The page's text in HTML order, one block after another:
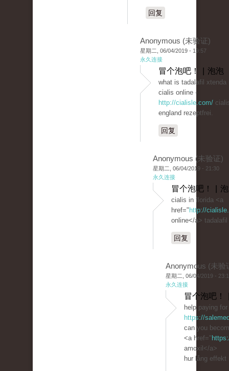
回复
Anonymous (未验证)
星期二, 06/04/2019 - 19:57
永久连接
冒个泡吧！ | 泡泡
what is tadalafil xtenda
cialis online -
http://cialisle.com/
england rezeptfrei.
回复
Anonymous (未验证)
星期二, 06/04/2019 - 21:30
永久连接
冒个泡吧！ |
cialis in florida <a
href=" http://
online</a>
回复
Anonymous (未验
星期二, 06/04/2019 -
永久连接
冒个泡吧！
help paying
https://
can you
<a href="
amoxil</a>
hur lång effekt